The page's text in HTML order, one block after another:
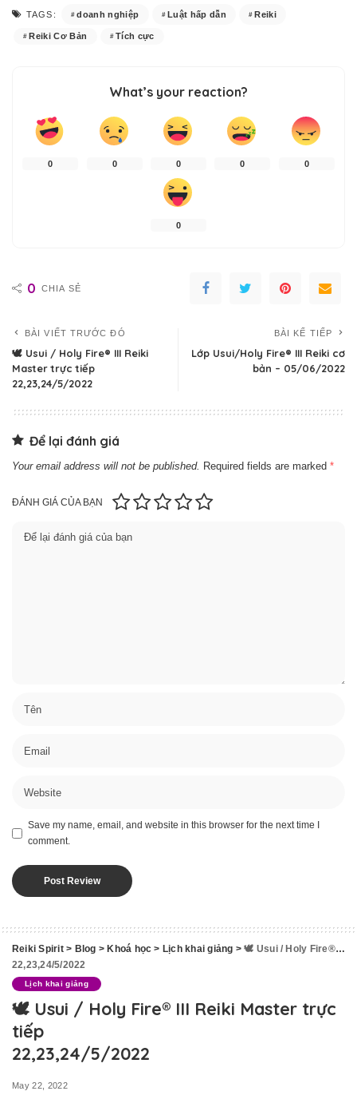
TAGS: doanh nghiệp Luật hấp dẫn Reiki
Reiki Cơ Bản Tích cực
What’s your reaction?
0 0 0 0 0
0
0 CHIA SẺ
BÀI VIẾT TRƯỚC ĐÓ
🕊 Usui / Holy Fire® III Reiki
Master trực tiếp
22,23,24/5/2022
BÀI KẾ TIẾP
Lớp Usui/Holy Fire® III Reiki cơ
bản – 05/06/2022
Để lại đánh giá
Your email address will not be published. Required fields are marked *
ĐÁNH GIÁ CỦA BẠN
Save my name, email, and website in this browser for the next time I
comment.
Reiki Spirit> Blog > Khoá học > Lịch khai giảng >🕊 Usui / Holy Fire® III Reiki Master trực tiếp
22,23,24/5/2022
Lịch khai giảng
🕊 Usui / Holy Fire® III Reiki Master trực
tiếp
22,23,24/5/2022
May 22, 2022